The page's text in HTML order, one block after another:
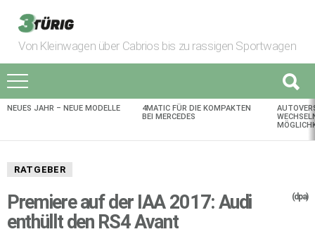
Von Kleinwagen über Cabrios bis zu rassigen Sportwagen
AKTUELLES
NEUES JAHR – NEUE MODELLE
4MATIC FÜR DIE KOMPAKTEN
BEI MERCEDES
RATGEBER
Premiere auf der IAA 2017: Audi
enthüllt den RS4 Avant
(dpa)